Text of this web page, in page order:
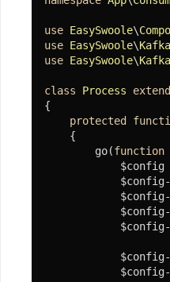
装
使
use EasySwoole\
use EasySwoole\Kafka
use EasySwoole\Kafka
class Process
{
protected
{
        go(
function
$config